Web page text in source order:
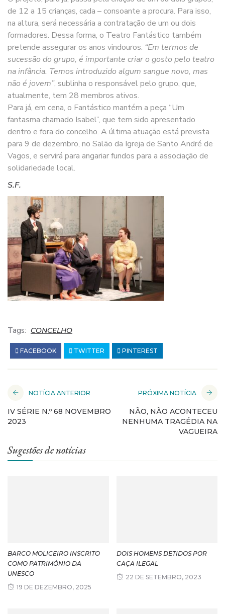
de 12 a 15 crianças, cada – consoante a procura. Para isso,
na altura, será necessária a contratação de um ou dois
formadores. Dessa forma, o Teatro Fantástico também
pretende assegurar os anos vindouros. “Em termos de
sucessão do grupo, é importante criar o gosto pelo teatro
na infância. Temos introduzido algum sangue novo, mas
não é jovem”, sublinha o responsável pelo grupo, que,
atualmente, tem 28 membros ativos.
Para já, em cena, o Fantástico mantém a peça “Um
fantasma chamado Isabel”, que tem sido apresentado
dentro e fora do concelho. A última atuação está prevista
para 9 de dezembro, no Salão da Igreja de Santo André de
Vagos, e servirá para angariar fundos para a associação de
solidariedade local.
S.F.
Tags: CONCELHO
FACEBOOK TWITTER PINTEREST
NOTÍCIA ANTERIOR
IV SÉRIE N.º 68 NOVEMBRO
2023
PRÓXIMA NOTÍCIA
NÃO, NÃO ACONTECEU
NENHUMA TRAGÉDIA NA
VAGUEIRA
Sugestões de notícias
BARCO MOLICEIRO INSCRITO
COMO PATRIMÓNIO DA
UNESCO
19 DE DEZEMBRO, 2025
DOIS HOMENS DETIDOS POR
CAÇA ILEGAL
22 DE SETEMBRO, 2023